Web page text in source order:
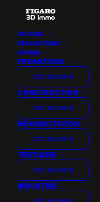
ACCUEIL
RÉALISATIONS
OFFRES
PROMOTION
DÉCOUVRIR
CONSTRUCTION
DÉCOUVRIR
RÉHABILITATION
DÉCOUVRIR
TERTIAIRE
DÉCOUVRIR
INDUSTRIE
ECLISSE
–